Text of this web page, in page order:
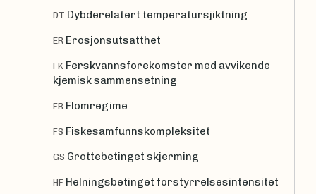
DT Dybderelatert temperatursjiktning
ER Erosjonsutsatthet
FK Ferskvannsforekomster med avvikende
kjemisk sammensetning
FR Flomregime
FS Fiskesamfunnskompleksitet
GS Grottebetinget skjerming
HF Helningsbetinget forstyrrelsesintensitet